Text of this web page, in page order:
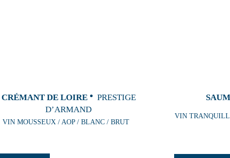
CRÉMANT DE LOIRE
PRESTIGE
D’ARMAND
VIN MOUSSEUX / AOP / BLANC / BRUT
VIN